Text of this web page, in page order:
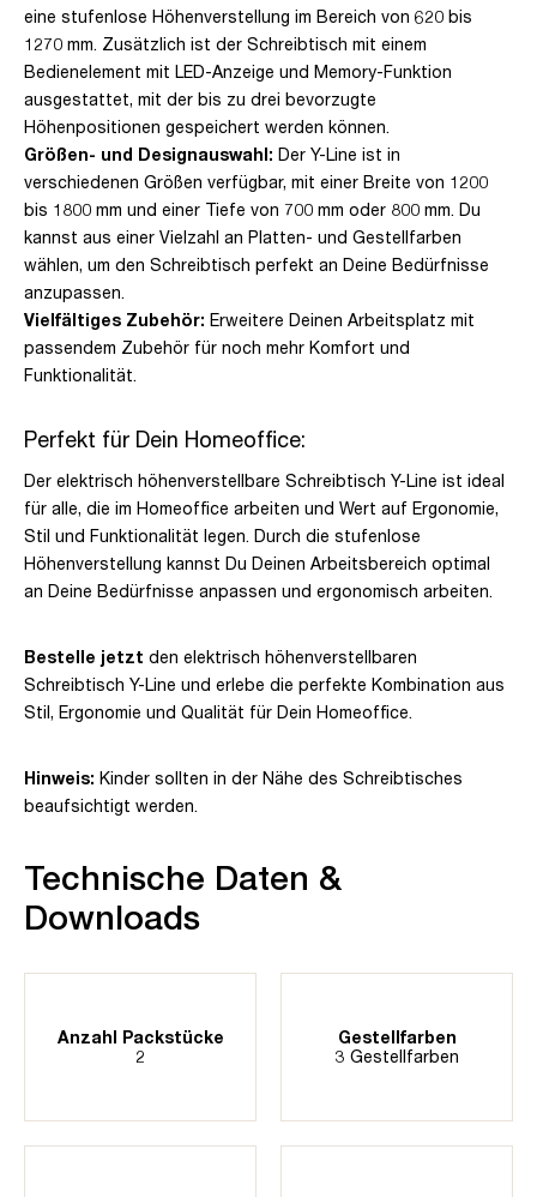
eine stufenlose Höhenverstellung im Bereich von 620 bis
1270 mm. Zusätzlich ist der Schreibtisch mit einem
Bedienelement mit LED-Anzeige und Memory-Funktion
ausgestattet, mit der bis zu drei bevorzugte
Höhenpositionen gespeichert werden können.
Größen- und Designauswahl: Der Y-Line ist in
verschiedenen Größen verfügbar, mit einer Breite von 1200
bis 1800 mm und einer Tiefe von 700 mm oder 800 mm. Du
kannst aus einer Vielzahl an Platten- und Gestellfarben
wählen, um den Schreibtisch perfekt an Deine Bedürfnisse
anzupassen.
Vielfältiges Zubehör: Erweitere Deinen Arbeitsplatz mit
passendem Zubehör für noch mehr Komfort und
Funktionalität.
Perfekt für Dein Homeoffice:
Der elektrisch höhenverstellbare Schreibtisch Y-Line ist ideal
für alle, die im Homeoffice arbeiten und Wert auf Ergonomie,
Stil und Funktionalität legen. Durch die stufenlose
Höhenverstellung kannst Du Deinen Arbeitsbereich optimal
an Deine Bedürfnisse anpassen und ergonomisch arbeiten.
Bestelle jetzt den elektrisch höhenverstellbaren
Schreibtisch Y-Line und erlebe die perfekte Kombination aus
Stil, Ergonomie und Qualität für Dein Homeoffice.
Hinweis: Kinder sollten in der Nähe des Schreibtisches
beaufsichtigt werden.
Technische Daten &
Downloads
Anzahl Packstücke
2
Gestellfarben
3 Gestellfarben